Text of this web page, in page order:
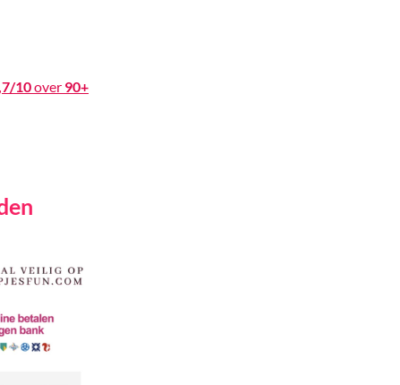
10over 90+